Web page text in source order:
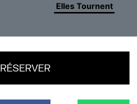
Elles Tournent
RÉSERVER